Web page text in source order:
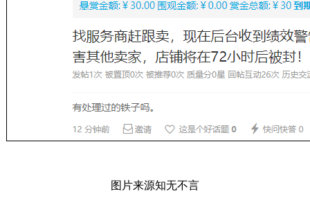
图片来源知无不言